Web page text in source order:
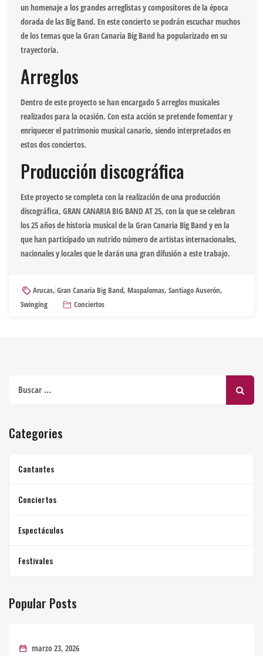
un homenaje a los grandes arreglistas y compositores de la época
dorada de las Big Band. En este concierto se podrán escuchar muchos
de los temas que la Gran Canaria Big Band ha popularizado en su
trayectoria.
Arreglos
Dentro de este proyecto se han encargado 5 arreglos musicales
realizados para la ocasión. Con esta acción se pretende fomentar y
enriquecer el patrimonio musical canario, siendo interpretados en
estos dos conciertos.
Producción discográfica
Este proyecto se completa con la realización de una producción
discográfica, GRAN CANARIA BIG BAND AT 25, con la que se celebran
los 25 años de historia musical de la Gran Canaria Big Band y en la
que han participado un nutrido número de artistas internacionales,
nacionales y locales que le darán una gran difusión a este trabajo.
Arucas,Gran Canaria Big Band,Maspalomas,Santiago Auserón,
Swinging
Conciertos
Categories
Cantantes
Conciertos
Espectáculos
Festivales
Popular Posts
marzo 23, 2026